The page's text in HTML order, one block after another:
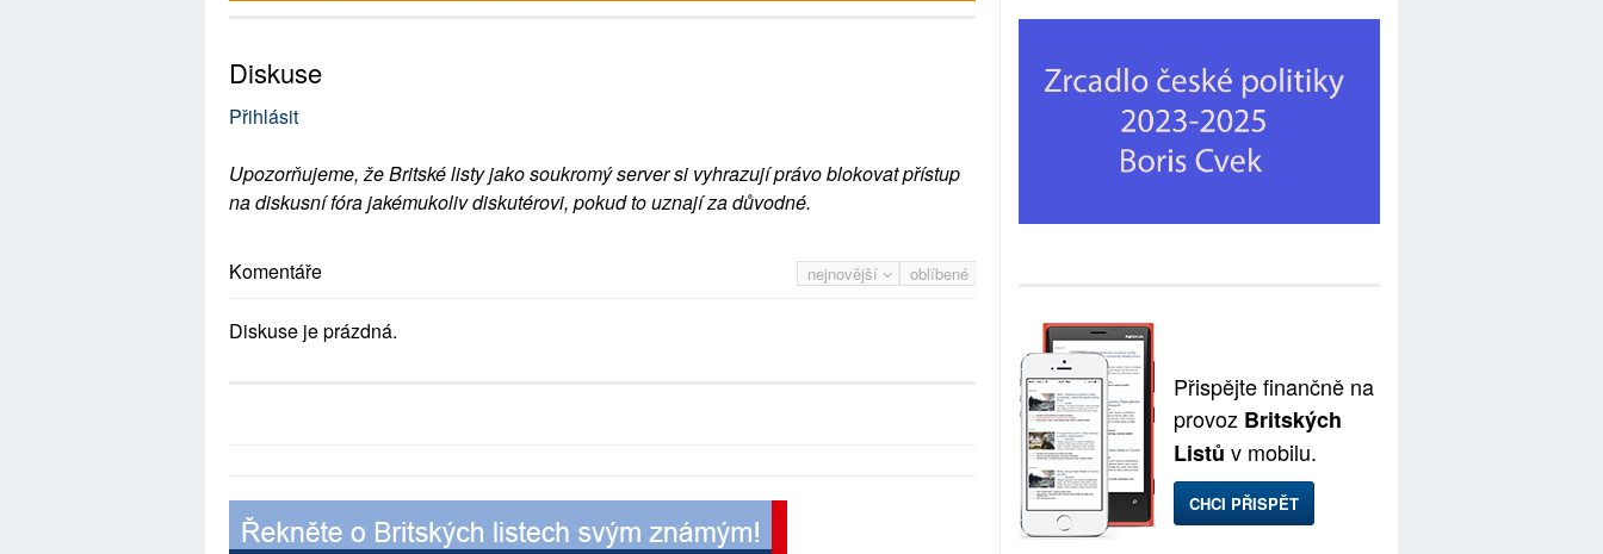
Diskuse
Přihlásit
Upozorňujeme, že Britské listy jako soukromý server si vyhrazují právo blokovat přístup
na diskusní fóra jakémukoliv diskutérovi, pokud to uznají za důvodné.
nejnovější oblíbené
Komentáře
Diskuse je prázdná.
Přispějte finančně na
provoz Britských
Listů v mobilu.
CHCI PŘISPĚT